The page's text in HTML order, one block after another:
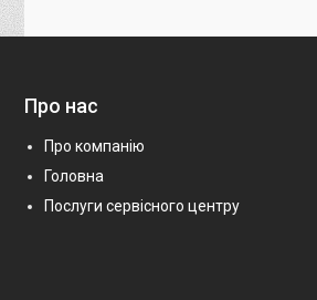
Про нас
Про компанію
Головна
Послуги сервісного центру